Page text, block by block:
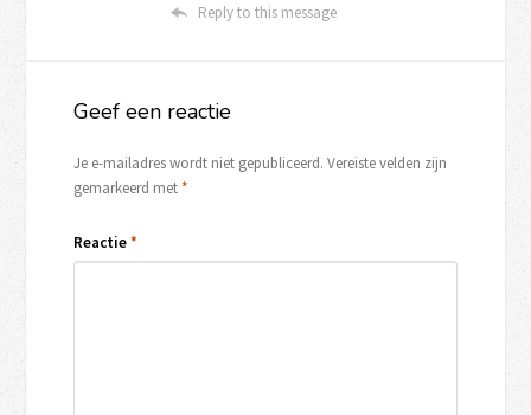
Reply to this message
Geef een reactie
Je e-mailadres wordt niet gepubliceerd. Vereiste velden zijn
gemarkeerd met*
Reactie*